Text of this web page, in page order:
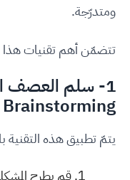
ومتدرّجة.
تتضمّن أهم تقنيات هذا
Brainstorming
يتمّ تطبيق هذه التقنية
قم بطرح